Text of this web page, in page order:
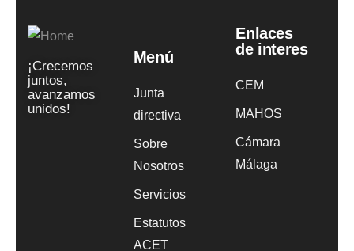
¡Crecemos
juntos,
avanzamos
unidos!
Menú
Junta
directiva
Sobre
Nosotros
Servicios
Estatutos
ACET
Enlaces
de interes
CEM
MAHOS
Cámara
Málaga